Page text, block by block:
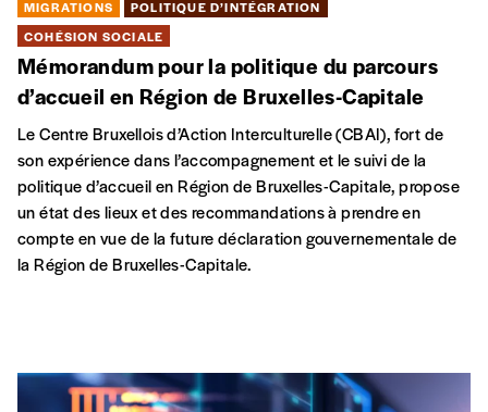
MIGRATIONS
POLITIQUE D’INTÉGRATION
COHÉSION SOCIALE
Mémorandum pour la politique du parcours
d’accueil en Région de Bruxelles-Capitale
Le Centre Bruxellois d’Action Interculturelle (CBAI), fort de
son expérience dans l’accompagnement et le suivi de la
politique d’accueil en Région de Bruxelles-Capitale, propose
un état des lieux et des recommandations à prendre en
compte en vue de la future déclaration gouvernementale de
la Région de Bruxelles-Capitale.